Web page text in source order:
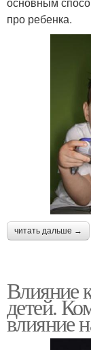
про ребенка.
читать дальше →
Влияние
детей.
влияние